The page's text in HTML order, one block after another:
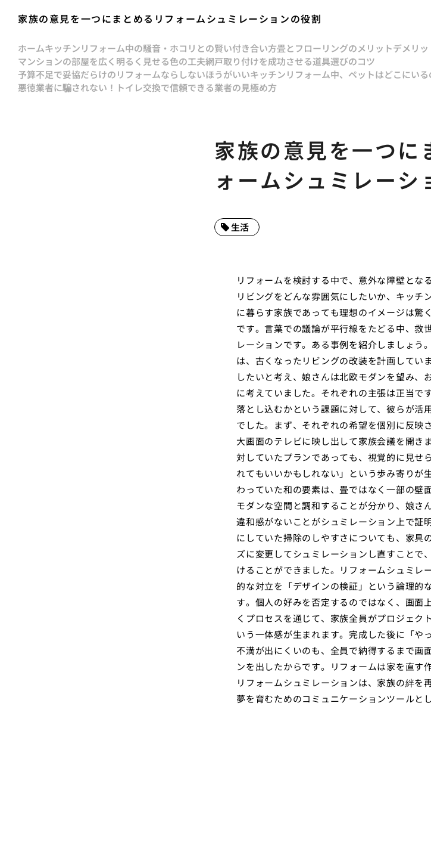
家族の意見を一つにまとめるリフォームシュミレーションの役割
ホームキッチンリフォーム中の騒音・ホコリとの賢い付き合い方畳とフローリングのメリットデメリ
マンションの部屋を広く明るく見せる色の工夫網戸取り付けを成功させる道具選びのコツ
予算不足で妥協だらけのリフォームならしないほうがいいキッチンリフォーム中、ペットはどこにいる
悪徳業者に騙されない！トイレ交換で信頼できる業者の見極め方
家族の意見を一つに
ォームシュミレーシ
生活
リフォームを検討する中で、意外な障壁とな
リビングをどんな雰囲気にしたいか、キッチ
に暮らす家族であっても理想のイメージは驚
です。言葉での議論が平行線をたどる中、救
レーションです。ある事例を紹介しましょう
は、古くなったリビングの改装を計画してい
したいと考え、娘さんは北欧モダンを望み、
に考えていました。それぞれの主張は正当で
落とし込むかという課題に対して、彼らが活
でした。まず、それぞれの希望を個別に反映
大画面のテレビに映し出して家族会議を開き
対していたプランであっても、視覚的に見せ
れてもいいかもしれない」という歩み寄りが
わっていた和の要素は、畳ではなく一部の壁
モダンな空間と調和することが分かり、娘さ
違和感がないことがシュミレーション上で証
にしていた掃除のしやすさについても、家具
ズに変更してシュミレーションし直すことで
けることができました。リフォームシュミレ
的な対立を「デザインの検証」という論理的
す。個人の好みを否定するのではなく、画面
くプロセスを通じて、家族全員がプロジェク
いう一体感が生まれます。完成した後に「や
不満が出にくいのも、全員で納得するまで画
ンを出したからです。リフォームは家を直す
リフォームシュミレーションは、家族の絆を
夢を育むためのコミュニケーションツールと